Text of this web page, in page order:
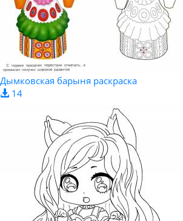
Дымковская барыня раскраска
14